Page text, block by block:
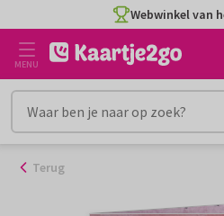
naar
inhoud
Webwinkel van
MENU
Terug